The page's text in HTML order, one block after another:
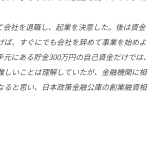
会社を退職し、起業を決意した。後は資金
ば、すぐにでも会社を辞めて事業を始めよ
元にある貯金300万円の自己資金だけでは、
しいことは理解していたが、金融機関に相
ると思い、日本政策金融公庫の創業融資相